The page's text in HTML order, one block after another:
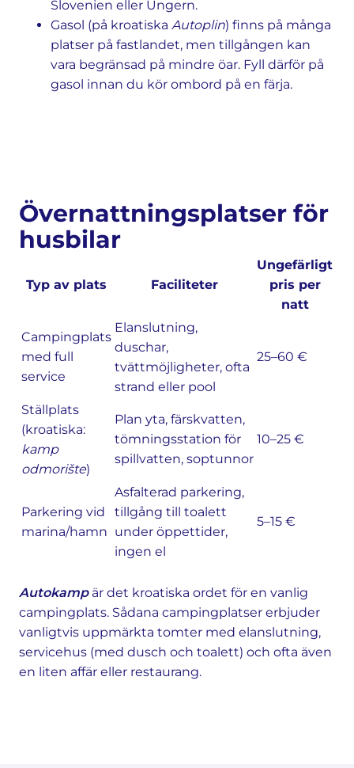
Slovenien eller Ungern.
Gasol (på kroatiska Autoplin) finns på många
platser på fastlandet, men tillgången kan
vara begränsad på mindre öar. Fyll därför på
gasol innan du kör ombord på en färja.
Övernattningsplatser för
husbilar
Typ av plats Faciliteter
Ungefärligt
pris per
natt
Campingplats
med full
service
Elanslutning,
duschar,
tvättmöjligheter, ofta
strand eller pool
25–60 €
Ställplats
(kroatiska:
kamp
odmorište)
Plan yta, färskvatten,
tömningsstation för
spillvatten, soptunnor
10–25 €
Parkering vid
marina/hamn
Asfalterad parkering,
tillgång till toalett
under öppettider,
ingen el
5–15 €
Autokampär det kroatiska ordet för en vanlig
campingplats. Sådana campingplatser erbjuder
vanligtvis uppmärkta tomter med elanslutning,
servicehus (med dusch och toalett) och ofta även
en liten affär eller restaurang.